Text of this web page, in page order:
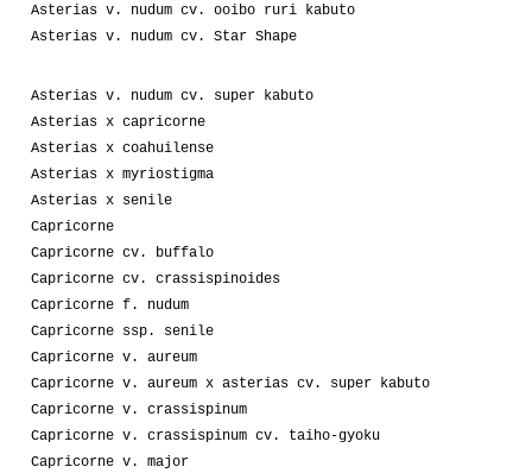
Asterias v. nudum cv. ooibo ruri kabuto
Asterias v. nudum cv. Star Shape
Asterias v. nudum cv. super kabuto
Asterias x capricorne
Asterias x coahuilense
Asterias x myriostigma
Asterias x senile
Capricorne
Capricorne cv. buffalo
Capricorne cv. crassispinoides
Capricorne f. nudum
Capricorne ssp. senile
Capricorne v. aureum
Capricorne v. aureum x asterias cv. super kabuto
Capricorne v. crassispinum
Capricorne v. crassispinum cv. taiho-gyoku
Capricorne v. major